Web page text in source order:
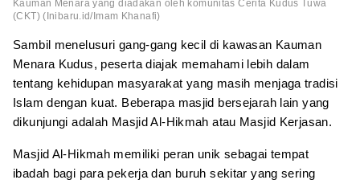
Kauman Menara yang diadakan oleh komunitas Cerita Kudus Tuwa
(CKT) (Inibaru.id/Imam Khanafi)
Sambil menelusuri gang-gang kecil di kawasan Kauman
Menara Kudus, peserta diajak memahami lebih dalam
tentang kehidupan masyarakat yang masih menjaga tradisi
Islam dengan kuat. Beberapa masjid bersejarah lain yang
dikunjungi adalah Masjid Al-Hikmah atau Masjid Kerjasan.
Masjid Al-Hikmah memiliki peran unik sebagai tempat
ibadah bagi para pekerja dan buruh sekitar yang sering